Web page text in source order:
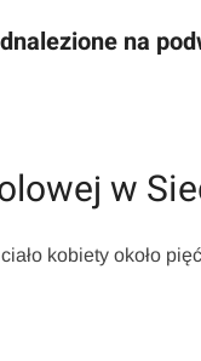
na
w
kobiety około